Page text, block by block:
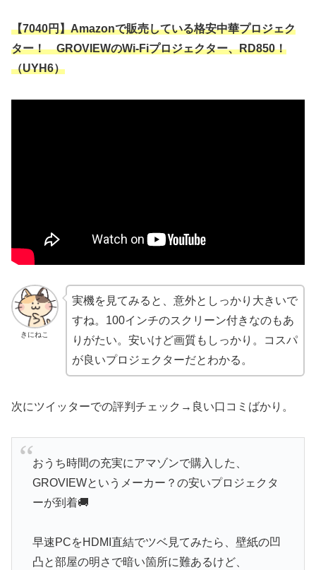
【7040円】Amazonで販売している格安中華プロジェク
ター！ GROVIEWのWi-Fiプロジェクター、RD850！
（UYH6）
きにねこ
実機を見てみると、意外としっかり大きいで
すね。100インチのスクリーン付きなのもあ
りがたい。安いけど画質もしっかり。コスパ
が良いプロジェクターだとわかる。
次にツイッターでの評判チェック→良い口コミばかり。
おうち時間の充実にアマゾンで購入した、
GROVIEWというメーカー？の安いプロジェクタ
ーが到着🚚
早速PCをHDMI直結でツベ見てみたら、壁紙の凹
凸と部屋の明さで暗い箇所に難あるけど、